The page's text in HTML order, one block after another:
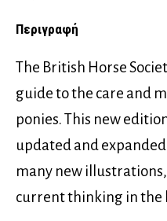
Περιγραφή
The British Horse
guide to the care and
ponies. This new
updated and
many new
current thinking in the